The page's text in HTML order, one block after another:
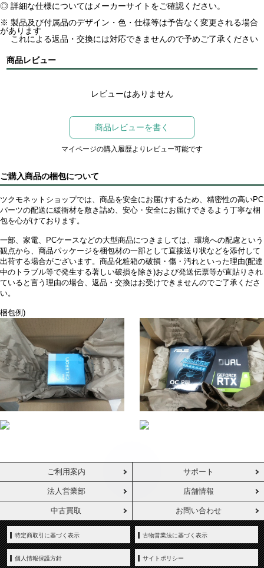
◎ 詳細な仕様についてはメーカーサイトをご確認ください。
※ 製品及び付属品のデザイン・色・仕様等は予告なく変更される場合
があります
これによる返品・交換には対応できませんので予めご了承ください
商品レビュー
レビューはありません
商品レビューを書く
マイページの購入履歴よりレビュー可能です
ご購入商品の梱包について
ツクモネットショップでは、商品を安全にお届けするため、精密性の高いPC
パーツの配送に緩衝材を敷き詰め、安心・安全にお届けできるよう丁寧な梱
包を心がけております。
一部、家電、PCケースなどの大型商品につきましては、環境への配慮という
観点から、商品パッケージを梱包材の一部として直接送り状などを添付して
出荷する場合がございます。商品化粧箱の破損・傷・汚れといった理由(配達
中のトラブル等で発生する著しい破損を除き)および発送伝票等が直貼りされ
ていると言う理由の場合、返品・交換はお受けできませんのでご了承くださ
い。
梱包例)
ご利用案内 サポート
法人営業部 店舗情報
中古買取 お問い合わせ
特定商取引に基づく表示 古物営業法に基づく表示
個人情報保護方針 サイトポリシー